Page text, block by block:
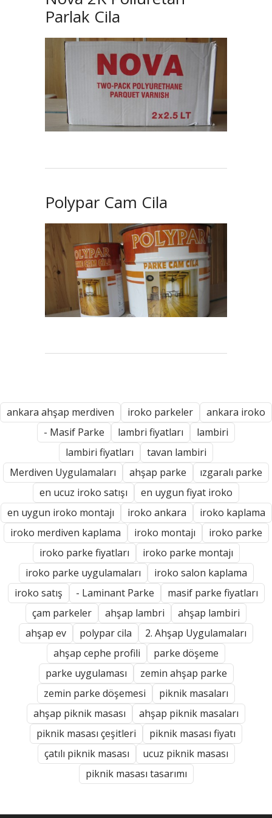
Parlak Cila
Polypar Cam Cila
ankara ahşap merdiven iroko parkeler
ankara iroko
- Masif Parke
lambri fiyatları
lambiri
lambiri fiyatları
tavan lambiri
Merdiven Uygulamaları
ahşap parke
ızgaralı parke
en ucuz iroko satışı
en uygun fiyat iroko
en uygun iroko montajı
iroko ankara
iroko kaplama
iroko merdiven kaplama
iroko montajı
iroko parke
iroko parke fiyatları
iroko parke montajı
iroko parke uygulamaları
iroko salon kaplama
iroko satış
- Laminant Parke
masif parke fiyatları
çam parkeler
ahşap lambri
ahşap lambiri
ahşap ev
polypar cila
2. Ahşap Uygulamaları
ahşap cephe profili
parke döşeme
parke uygulaması
zemin ahşap parke
zemin parke döşemesi
piknik masaları
ahşap piknik masası
ahşap piknik masaları
piknik masası çeşitleri
piknik masası fiyatı
çatılı piknik masası
ucuz piknik masası
piknik masası tasarımı